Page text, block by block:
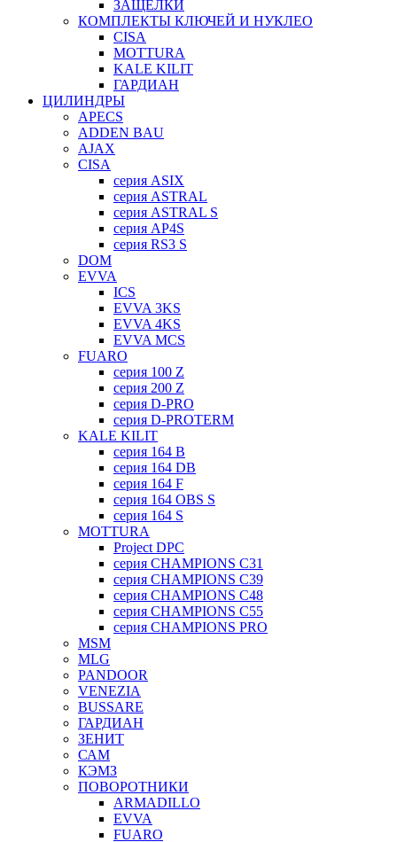
ЗАЩЕЛКИ
КОМПЛЕКТЫ КЛЮЧЕЙ И НУКЛЕО
CISA
MOTTURA
KALE KILIT
ГАРДИАН
ЦИЛИНДРЫ
APECS
ADDEN BAU
AJAX
CISA
серия ASIX
серия ASTRAL
серия ASTRAL S
серия AP4S
серия RS3 S
DOM
EVVA
ICS
EVVA 3KS
EVVA 4KS
EVVA MCS
FUARO
серия 100 Z
серия 200 Z
серия D-PRO
серия D-PROTERM
KALE KILIT
серия 164 B
серия 164 DB
серия 164 F
серия 164 OBS S
серия 164 S
MOTTURA
Project DPC
серия CHAMPIONS C31
серия CHAMPIONS C39
серия CHAMPIONS C48
серия CHAMPIONS C55
серия CHAMPIONS PRO
MSM
MLG
PANDOOR
VENEZIA
BUSSARE
ГАРДИАН
ЗЕНИТ
САМ
КЭМЗ
ПОВОРОТНИКИ
ARMADILLO
EVVA
FUARO